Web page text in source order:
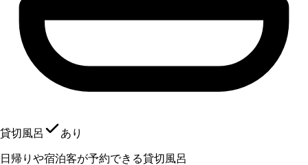
貸切風呂 あり
日帰りや宿泊客が予約できる貸切風呂